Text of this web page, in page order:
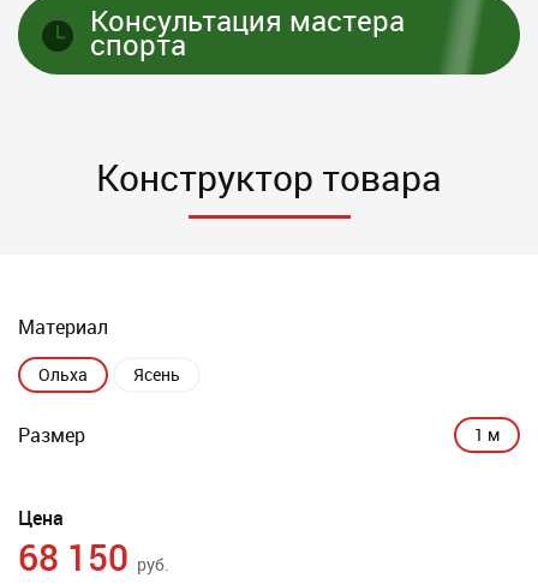
Консультация мастера
спорта
Конструктор товара
Материал
Ольха Ясень
Размер 1 м
Цена
68 150 руб.